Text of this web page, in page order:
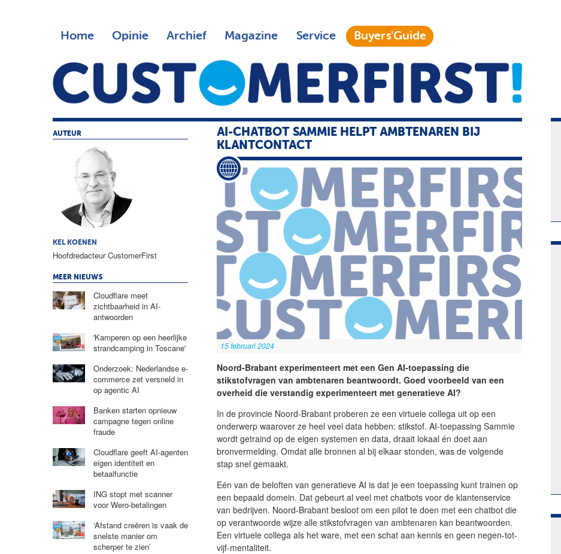
Home Opinie Archief Magazine Service Buyers'Guide
AI-CHATBOT SAMMIE HELPT AMBTENAREN BIJ
KLANTCONTACT
15 februari 2024
Noord-Brabant experimenteert met een Gen AI-toepassing die
stikstofvragen van ambtenaren beantwoordt. Goed voorbeeld van een
overheid die verstandig experimenteert met generatieve AI?
In de provincie Noord-Brabant proberen ze een virtuele collega uit op een
onderwerp waarover ze heel veel data hebben: stikstof. AI-toepassing Sammie
wordt getraind op de eigen systemen en data, draait lokaal én doet aan
bronvermelding. Omdat alle bronnen al bij elkaar stonden, was de volgende
stap snel gemaakt.
Eén van de beloften van generatieve AI is dat je een toepassing kunt trainen op
een bepaald domein. Dat gebeurt al veel met chatbots voor de klantenservice
van bedrijven. Noord-Brabant besloot om een pilot te doen met een chatbot die
op verantwoorde wijze alle stikstofvragen van ambtenaren kan beantwoorden.
Een virtuele collega als het ware, met een schat aan kennis en geen negen-tot-
vijf-mentaliteit.
AUTEUR
KEL KOENEN
Hoofdredacteur CustomerFirst
MEER NIEUWS
Cloudflare meet
zichtbaarheid in AI-
antwoorden
'Kamperen op een heerlijke
strandcamping in Toscane'
Onderzoek: Nederlandse e-
commerce zet versneld in
op agentic AI
Banken starten opnieuw
campagne tegen online
fraude
Cloudflare geeft AI-agenten
eigen identiteit en
betaalfunctie
ING stopt met scanner
voor Wero-betalingen
‘Afstand creëren is vaak de
snelste manier om
scherper te zien’